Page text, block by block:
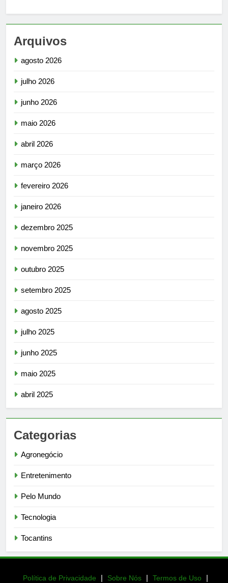
Arquivos
agosto 2026
julho 2026
junho 2026
maio 2026
abril 2026
março 2026
fevereiro 2026
janeiro 2026
dezembro 2025
novembro 2025
outubro 2025
setembro 2025
agosto 2025
julho 2025
junho 2025
maio 2025
abril 2025
Categorias
Agronegócio
Entretenimento
Pelo Mundo
Tecnologia
Tocantins
Política de Privacidade | Sobre Nós | Termos de Uso |